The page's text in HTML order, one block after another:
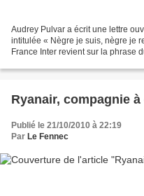
Audrey Pulvar a écrit une lettre
intitulée « Nègre je suis, nègre je
France Inter revient sur la phrase
Ryanair, compagnie
Publié le 21/10/2010 à 22:19
Par Le Fennec